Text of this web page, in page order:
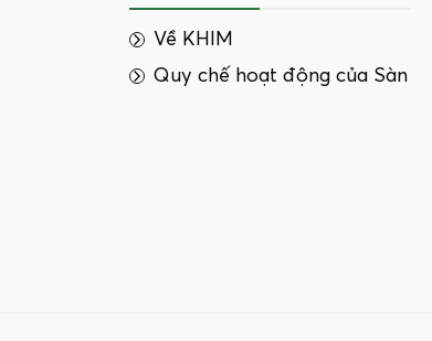
Về KHIM
Quy chế hoạt động của Sàn